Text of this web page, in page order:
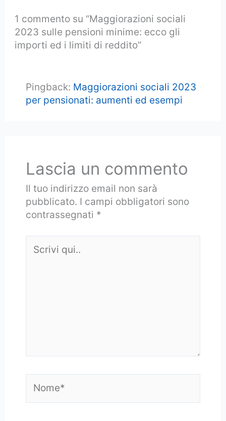
1 commento su “Maggiorazioni sociali
2023 sulle pensioni minime: ecco gli
importi ed i limiti di reddito”
Pingback: Maggiorazioni sociali 2023
per pensionati: aumenti ed esempi
Lascia un commento
Il tuo indirizzo email non sarà
pubblicato. I campi obbligatori sono
contrassegnati *
qui..